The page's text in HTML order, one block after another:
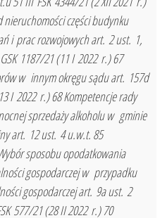
części budynku
i prac rozwojowych art. 2 ust. 1,
1187/21 (11 I 2022 r.) 67
w innym okręgu sądu art. 157d
I 2022 r.) 68 Kompetencje rady
sprzedaży alkoholu w gminie
art. 12 ust. 4 u.w.t. 85
sposobu opodatkowania
gospodarczej w przypadku
gospodarczej art. 9a ust. 2
577/21 (28 II 2022 r.) 70